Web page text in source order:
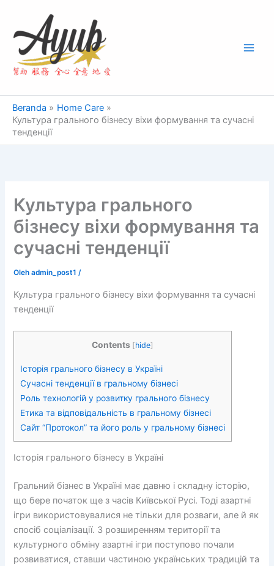
konten
Beranda
Home Care
Культура грального бізнесу віхи формування та сучасні
тенденції
Культура грального
бізнесу віхи формування та
сучасні тенденції
Olehadmin_post1/
Культура грального бізнесу віхи формування та сучасні
тенденції
Contents [hide]
Історія грального бізнесу в Україні
Сучасні тенденції в гральному бізнесі
Роль технологій у розвитку грального бізнесу
Етика та відповідальність в гральному бізнесі
Сайт “Протокол” та його роль у гральному бізнесі
Історія грального бізнесу в Україні
Гральний бізнес в Україні має давню і складну історію,
що бере початок ще з часів Київської Русі. Тоді азартні
ігри використовувалися не тільки для розваги, але й як
спосіб соціалізації. З розширенням території та
культурного обміну азартні ігри поступово почали
розвиватися, ставши частиною українських традицій та